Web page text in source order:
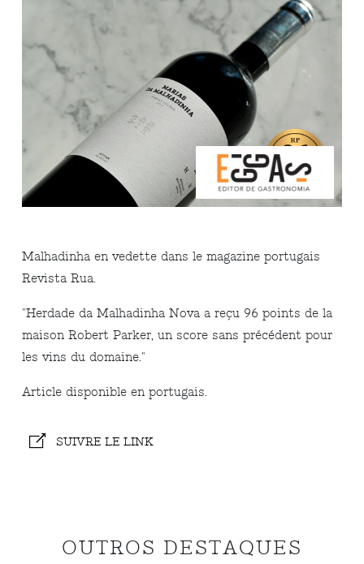
Malhadinha en vedette dans le magazine portugais
Revista Rua.
"Herdade da Malhadinha Nova a reçu 96 points de la
maison Robert Parker, un score sans précédent pour
les vins du domaine."
Article disponible en portugais.
SUIVRE LE LINK
OUTROS DESTAQUES